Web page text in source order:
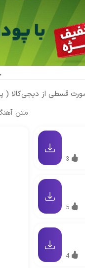
قسطی از دیجی‌کالا ( پرداخت
متن
3
5
4